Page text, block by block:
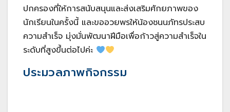
ปกครองที่ให้การสนับสนุนและส่งเสริมศักยภาพของ
นักเรียนในครั้งนี้ และขออวยพรให้น้องชนนภัทรประสบ
ความสำเร็จ มุ่งมั่นพัฒนาฝีมือเพื่อก้าวสู่ความสำเร็จใน
ระดับที่สูงขึ้นต่อไปค่ะ
ประมวลภาพกิจกรรม